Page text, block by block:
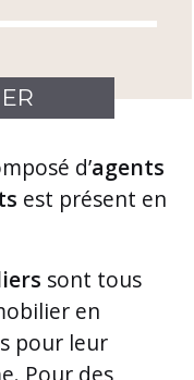
d’agents
est présent en
sont tous
en
pour leur
Pour des